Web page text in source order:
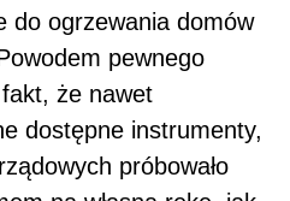
do ogrzewania domów
pewnego
że nawet
dostępne instrumenty,
próbowało